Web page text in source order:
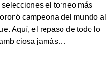
el torneo más
campeona del mundo al
Aquí, el repaso de todo lo
jamás…